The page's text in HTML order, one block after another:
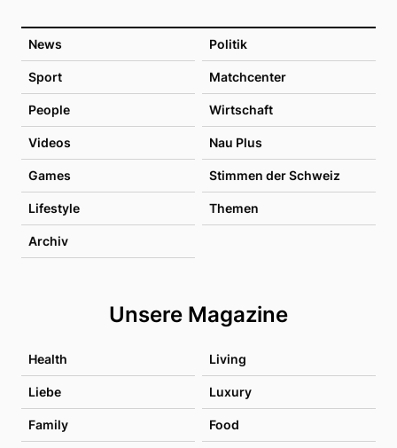
News Politik
Sport Matchcenter
People Wirtschaft
Videos Nau Plus
Games Stimmen der Schweiz
Lifestyle Themen
Archiv
Unsere Magazine
Health Living
Liebe Luxury
Family Food